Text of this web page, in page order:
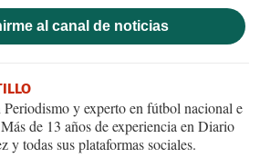
al canal de noticias
y experto en fútbol nacional e
de 13 años de experiencia en Diario
y todas sus plataformas sociales.